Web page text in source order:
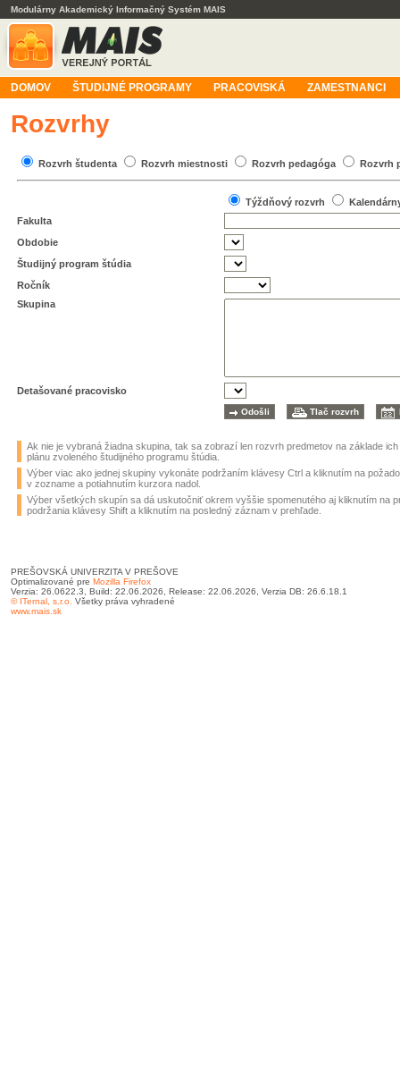
Modulárny Akademický Informačný Systém MAIS
DOMOV ŠTUDIJNÉ PROGRAMY PRACOVISKÁ ZAMESTNANCI
Rozvrhy
Rozvrh študenta Rozvrh miestnosti Rozvrh pedagóga Rozvrh
Týždňový rozvrh
Fakulta
Obdobie
Študijný program štúdia
Ročník
Skupina
Detašované pracovisko
Ak nie je vybraná žiadna skupina, tak sa zobrazí len rozvrh predmetov na základe
plánu zvoleného študijného programu štúdia.
Výber viac ako jednej skupiny vykonáte podržaním klávesy Ctrl a kliknutím na
v zozname a potiahnutím kurzora nadol.
Výber všetkých skupín sa dá uskutočniť okrem vyššie spomenutého aj kliknutím na
podržania klávesy Shift a kliknutím na posledný záznam v prehľade.
PREŠOVSKÁ UNIVERZITA V PREŠOVE
Optimalizované pre Mozilla Firefox
Verzia: 26.0622.3, Build: 22.06.2026, Release: 22.06.2026, Verzia DB: 26.6.18.1
© ITernal, s.r.o. Všetky práva vyhradené
www.mais.sk